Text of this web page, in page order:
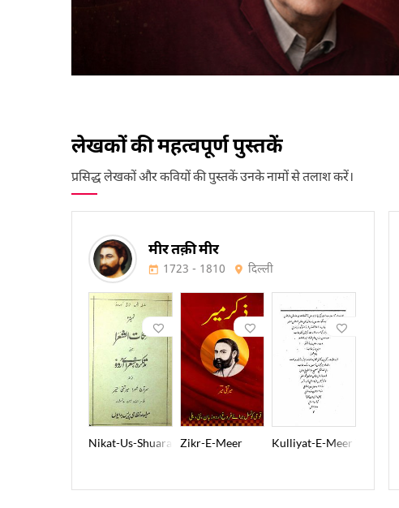
लेखकों की महत्वपूर्ण पुस्तकें
प्रसिद्ध लेखकों और कवियों की पुस्तकें उनके नामों से तलाश करें।
मीर तक़ी मीर
1723 - 1810 दिल्ली
Nikat-Us-Shuara Zikr-E-Meer Kulliyat-E-Meer Taqi Meer